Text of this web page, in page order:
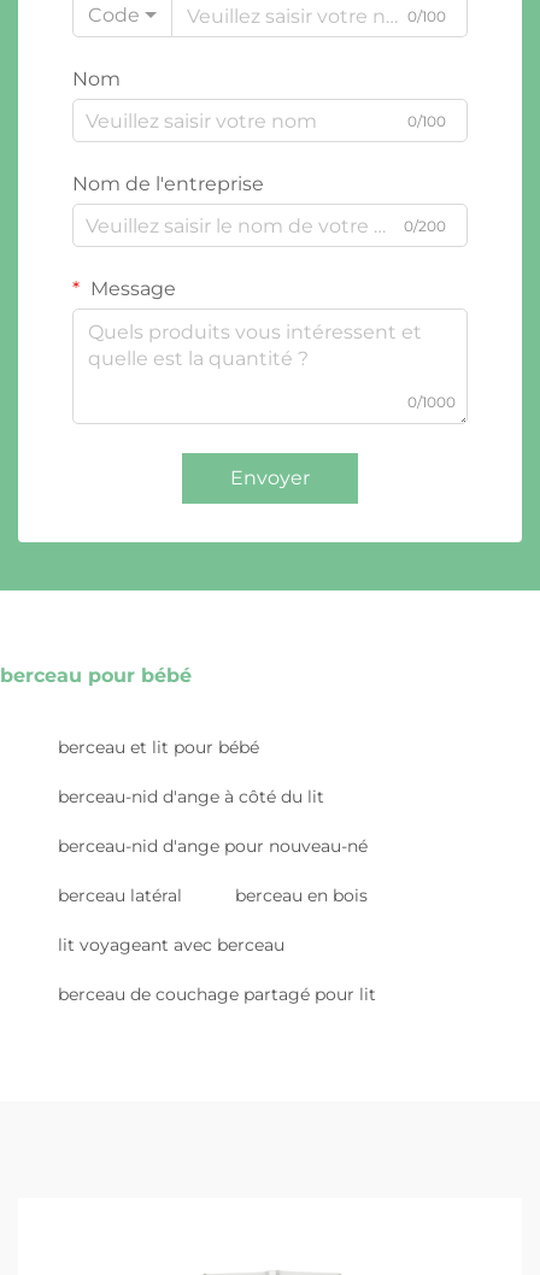
Code 0/100
Nom
0/100
Nom de l'entreprise
0/200
Message
0/1000
Envoyer
berceau pour bébé
berceau et lit pour bébé
berceau-nid d'ange à côté du lit
berceau-nid d'ange pour nouveau-né
berceau latéral berceau en bois
lit voyageant avec berceau
berceau de couchage partagé pour lit